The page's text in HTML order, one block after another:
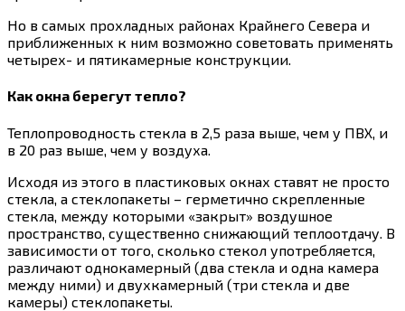
Но в самых прохладных районах Крайнего Севера и
приближенных к ним возможно советовать применять
четырех- и пятикамерные конструкции.
Как окна берегут тепло?
Теплопроводность стекла в 2,5 раза выше, чем у ПВХ, и
в 20 раз выше, чем у воздуха.
Исходя из этого в пластиковых окнах ставят не просто
стекла, а стеклопакеты – герметично скрепленные
стекла, между которыми «закрыт» воздушное
пространство, существенно снижающий теплоотдачу. В
зависимости от того, сколько стекол употребляется,
различают однокамерный (два стекла и одна камера
между ними) и двухкамерный (три стекла и две
камеры) стеклопакеты.